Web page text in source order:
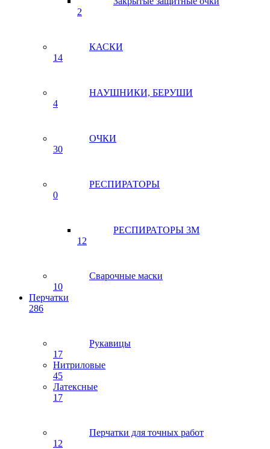
2
КАСКИ
14
НАУШНИКИ, БЕРУШИ
4
ОЧКИ
30
РЕСПИРАТОРЫ
0
РЕСПИРАТОРЫ 3М
12
Сварочные маски
10
Перчатки
286
Рукавицы
17
Нитриловые
45
Латексные
17
Перчатки для точных работ
12